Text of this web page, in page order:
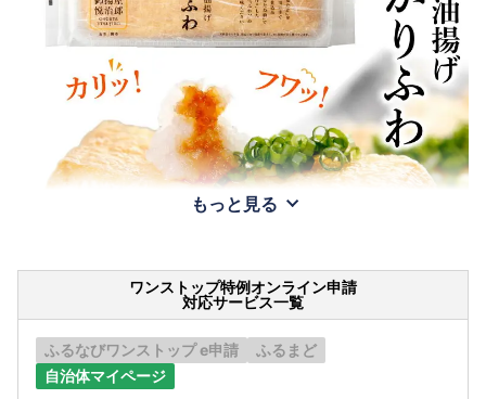
もっと見る
ワンストップ特例オンライン申請
対応サービス一覧
ふるなびワンストップ e申請
ふるまど
自治体マイページ